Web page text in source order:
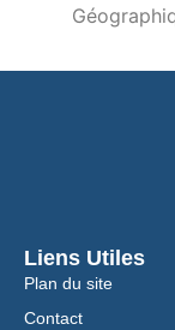
Liens Utiles
Plan du site
Contact